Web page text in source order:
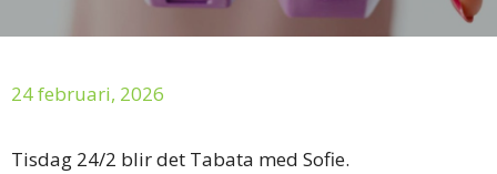
24 februari, 2026
Tisdag 24/2 blir det Tabata med Sofie.